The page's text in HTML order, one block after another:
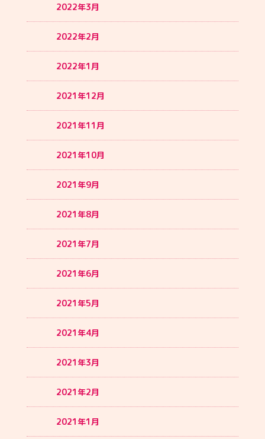
2022年3月
2022年2月
2022年1月
2021年12月
2021年11月
2021年10月
2021年9月
2021年8月
2021年7月
2021年6月
2021年5月
2021年4月
2021年3月
2021年2月
2021年1月